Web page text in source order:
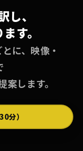
し、
す。
に、映像・
します。
分）